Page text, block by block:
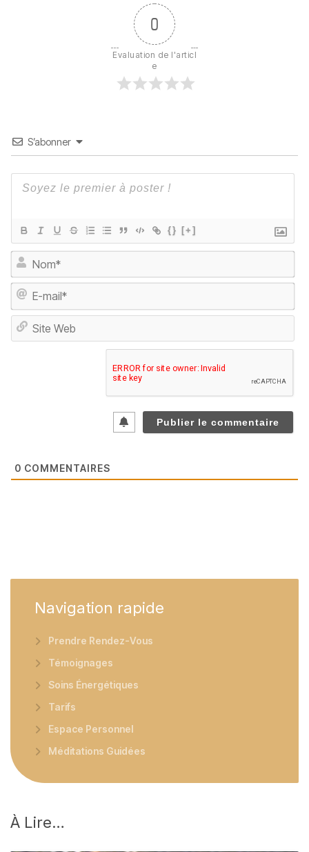
0
Evaluation de l'articl
e
S’abonner
{} [+]
E-
0 COMMENTAIRES
Navigation rapide
Prendre Rendez-Vous
Témoignages
Soins Énergétiques
Tarifs
Espace Personnel
Méditations Guidées
À Lire…